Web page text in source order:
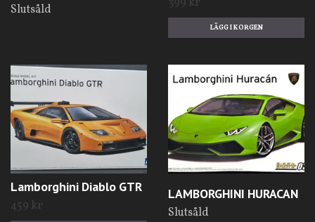
Slutsåld
Lamborghini Diablo GTR
459 kr
LAMBORGHINI HURACAN
Slutsåld